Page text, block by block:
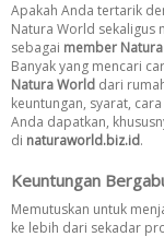
Apakah Anda tertarik
Natura World sekaligus
sebagai member
Banyak yang mencari
Natura World dari
keuntungan, syarat,
Anda dapatkan,
di naturaworld.biz.id.
Keuntungan
Memutuskan untuk
ke lebih dari sekadar